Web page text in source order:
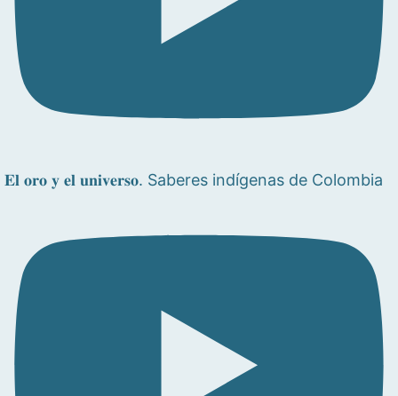
𝐄𝐥 𝐨𝐫𝐨 𝐲 𝐞𝐥 𝐮𝐧𝐢𝐯𝐞𝐫𝐬𝐨. Saberes indígenas de Colombia